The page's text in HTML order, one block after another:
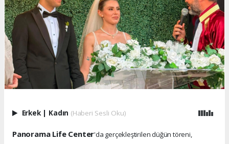
Erkek | Kadın (Haberi Sesli Oku)
Panorama Life Center'da gerçekleştirilen düğün töreni,